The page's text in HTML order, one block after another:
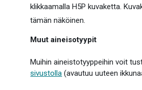
klikkaamalla H5P kuvaketta.
tämän näköinen.
Muut aineisotyypit
Muihin aineistotyyppeihin voit
sivustolla (avautuu uuteen